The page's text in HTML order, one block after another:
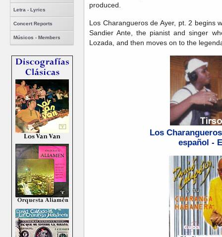
Letra - Lyrics
Concert Reports
Músicos - Members
produced.
Los Charangueros de Ayer, pt. 2 begins
Sandier Ante, the pianist and singer
Lozada, and then moves on to the
Los
español -